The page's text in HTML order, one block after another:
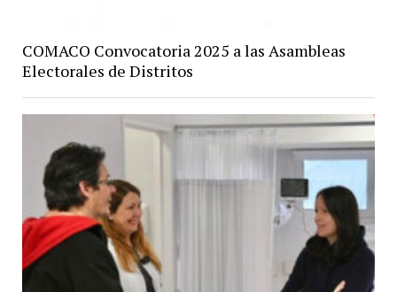
COMACO Convocatoria 2025 a las Asambleas
Electorales de Distritos